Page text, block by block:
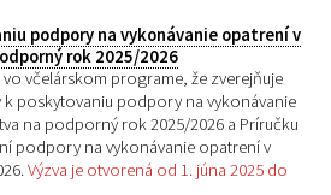
podpory na vykonávanie opatrení v
rok 2025/2026
včelárskom programe, že zverejňuje
k poskytovaniu podpory na vykonávanie
na podporný rok 2025/2026 a Príručku
podpory na vykonávanie opatrení v
Výzva je otvorená od 1. júna 2025 do